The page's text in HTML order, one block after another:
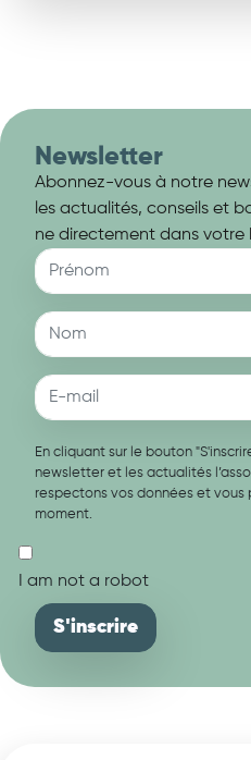
Newsletter
Abonnez-vous à notre
les actualités, conseils et
ne directement dans votre
En cliquant sur le bouton
newsletter et les actualités
respectons vos données et vous
moment.
I am not a robot